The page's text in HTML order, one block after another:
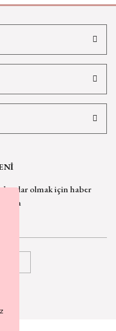
olmak için haber